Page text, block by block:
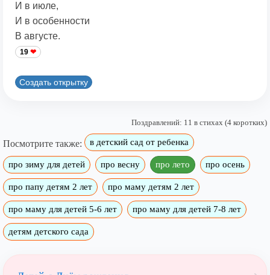
И в июле,
И в особенности
В августе.
19
Создать открытку
Поздравлений: 11 в стихах (4 коротких)
Посмотрите также: в детский сад от ребенка
про зиму для детей про весну про лето про осень
про папу детям 2 лет про маму детям 2 лет
про маму для детей 5-6 лет про маму для детей 7-8 лет
детям детского сада